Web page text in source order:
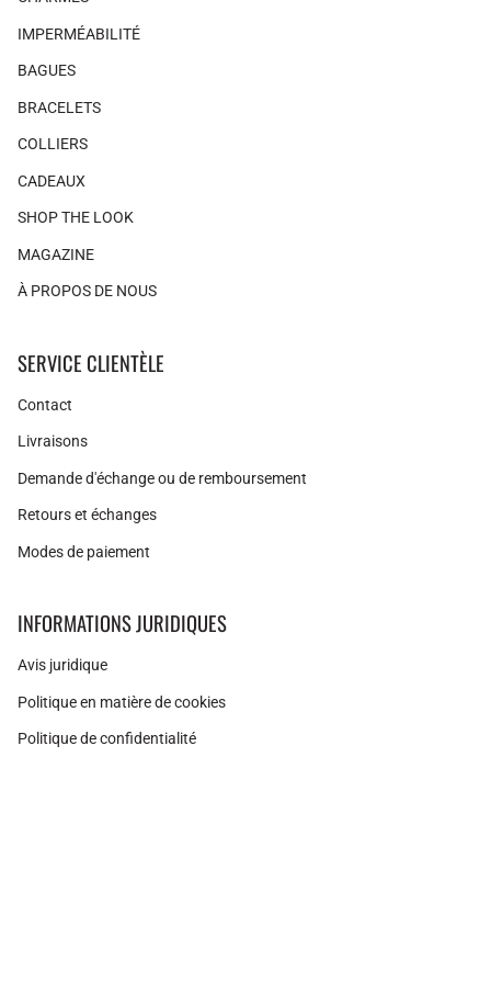
IMPERMÉABILITÉ
BAGUES
BRACELETS
COLLIERS
CADEAUX
SHOP THE LOOK
MAGAZINE
À PROPOS DE NOUS
SERVICE CLIENTÈLE
Contact
Livraisons
Demande d'échange ou de remboursement
Retours et échanges
Modes de paiement
INFORMATIONS JURIDIQUES
Avis juridique
Politique en matière de cookies
Politique de confidentialité